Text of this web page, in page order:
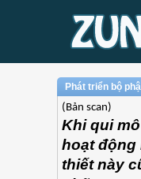
Phát triển bộ
(Bản scan)
Khi qui
hoạt động
thiết này